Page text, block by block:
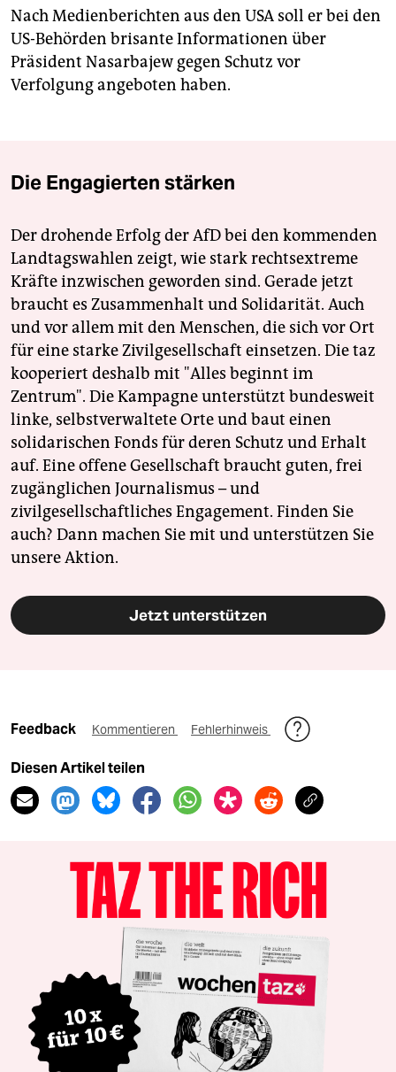
Nach Medienberichten aus den USA soll er bei den
US-Behörden brisante Informationen über
Präsident Nasarbajew gegen Schutz vor
Verfolgung angeboten haben.
Die Engagierten stärken
Der drohende Erfolg der AfD bei den kommenden
Landtagswahlen zeigt, wie stark rechtsextreme
Kräfte inzwischen geworden sind. Gerade jetzt
braucht es Zusammenhalt und Solidarität. Auch
und vor allem mit den Menschen, die sich vor Ort
für eine starke Zivilgesellschaft einsetzen. Die taz
kooperiert deshalb mit "Alles beginnt im
Zentrum". Die Kampagne unterstützt bundesweit
linke, selbstverwaltete Orte und baut einen
solidarischen Fonds für deren Schutz und Erhalt
auf. Eine offene Gesellschaft braucht guten, frei
zugänglichen Journalismus – und
zivilgesellschaftliches Engagement. Finden Sie
auch? Dann machen Sie mit und unterstützen Sie
unsere Aktion.
Jetzt unterstützen
Feedback Kommentieren Fehlerhinweis
Diesen Artikel teilen